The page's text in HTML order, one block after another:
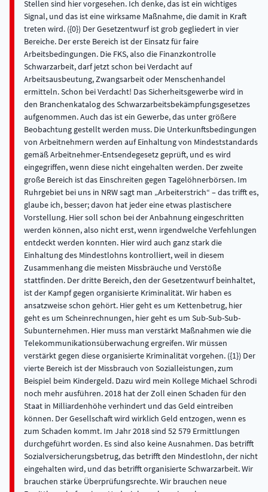
Stellen sind hier vorgesehen. Ich denke, das ist ein wichtiges
Signal, und das ist eine wirksame Maßnahme, die damit in Kraft
treten wird. ({0}) Der Gesetzentwurf ist grob gegliedert in vier
Bereiche. Der erste Bereich ist der Einsatz für faire
Arbeitsbedingungen. Die FKS, also die Finanzkontrolle
Schwarzarbeit, darf jetzt schon bei Verdacht auf
Arbeitsausbeutung, Zwangsarbeit oder Menschenhandel
ermitteln. Schon bei Verdacht! Das Sicherheitsgewerbe wird in
den Branchenkatalog des Schwarzarbeitsbekämpfungsgesetzes
aufgenommen. Auch das ist ein Gewerbe, das unter größere
Beobachtung gestellt werden muss. Die Unterkunftsbedingungen
von Arbeitnehmern werden auf Einhaltung von Mindeststandards
gemäß Arbeitnehmer-Entsendegesetz geprüft, und es wird
eingegriffen, wenn diese nicht eingehalten werden. Der zweite
große Bereich ist das Einschreiten gegen Tagelöhnerbörsen. Im
Ruhrgebiet bei uns in NRW sagt man „Arbeiterstrich“ – das trifft es,
glaube ich, besser; davon hat jeder eine etwas plastischere
Vorstellung. Hier soll schon bei der Anbahnung eingeschritten
werden können, also nicht erst, wenn irgendwelche Verfehlungen
entdeckt werden konnten. Hier wird auch ganz stark die
Einhaltung des Mindestlohns kontrolliert, weil in diesem
Zusammenhang die meisten Missbräuche und Verstöße
stattfinden. Der dritte Bereich, den der Gesetzentwurf beinhaltet,
ist der Kampf gegen organisierte Kriminalität. Wir haben es
ansatzweise schon gehört. Hier geht es um Kettenbetrug, hier
geht es um Scheinrechnungen, hier geht es um Sub-Sub-Sub-
Subunternehmen. Hier muss man verstärkt Maßnahmen wie die
Telekommunikationsüberwachung ergreifen. Wir müssen
verstärkt gegen diese organisierte Kriminalität vorgehen. ({1}) Der
vierte Bereich ist der Missbrauch von Sozialleistungen, zum
Beispiel beim Kindergeld. Dazu wird mein Kollege Michael Schrodi
noch mehr ausführen. 2018 hat der Zoll einen Schaden für den
Staat in Milliardenhöhe verhindert und das Geld eintreiben
können. Der Gesellschaft wird wirklich Geld entzogen, wenn es
zum Schaden kommt. Im Jahr 2018 sind 52 579 Ermittlungen
durchgeführt worden. Es sind also keine Ausnahmen. Das betrifft
Sozialversicherungsbetrug, das betrifft den Mindestlohn, der nicht
eingehalten wird, und das betrifft organisierte Schwarzarbeit. Wir
brauchen stärke Überprüfungsrechte. Wir brauchen neue